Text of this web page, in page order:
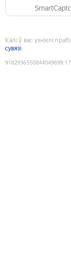
Калі ў вас узніклі
сувязі
9182936550844049699: